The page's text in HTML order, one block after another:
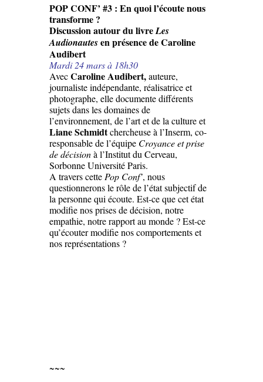
POP CONF’ #3 : En quoi l’écoute nous
transforme ?
Discussion autour du livreLes
Audionautesen présence de Caroline
Audibert
Mardi 24 mars à 18h30
AvecCaroline Audibert,auteure,
journaliste indépendante, réalisatrice et
photographe, elle documente différents
sujets dans les domaines de
l’environnement, de l’art et de la culture et
Liane Schmidtchercheuse à l’Inserm, co-
responsable de l’équipe Croyance et prise
de décisionà l’Institut du Cerveau,
Sorbonne Université Paris.
A travers cette Pop Conf’, nous
questionnerons le rôle de l’état subjectif de
la personne qui écoute. Est-ce que cet état
modifie nos prises de décision, notre
empathie, notre rapport au monde ? Est-ce
qu’écouter modifie nos comportements et
nos représentations ?
~~~